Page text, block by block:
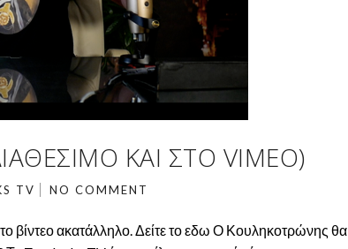
ΚΑΙ ΣΤΟ VIMEO)
TV NO COMMENT
βίντεο ακατάλληλο. Δείτε το εδω Ο Κουληκοτρώνης θα